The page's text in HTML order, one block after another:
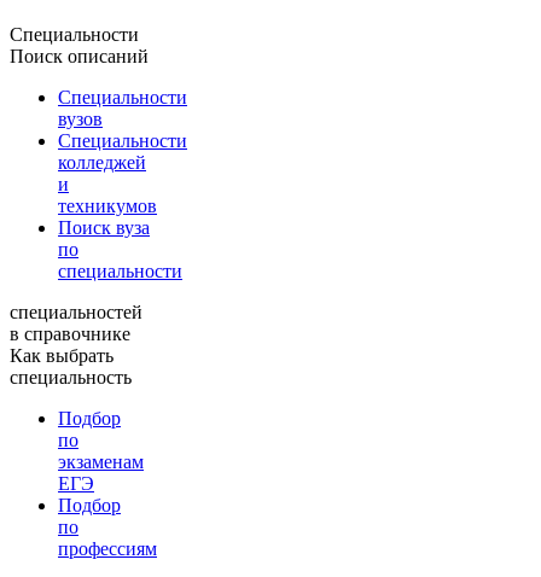
Специальности
Поиск описаний
Специальности
вузов
Специальности
колледжей
и
техникумов
Поиск вуза
по
специальности
специальностей
в справочнике
Как выбрать
специальность
Подбор
по
экзаменам
ЕГЭ
Подбор
по
профессиям